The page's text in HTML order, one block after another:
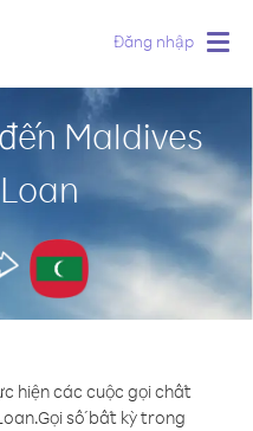
Đăng nhập
Maldives
hiện các cuộc gọi chất
Gọi số bất kỳ trong